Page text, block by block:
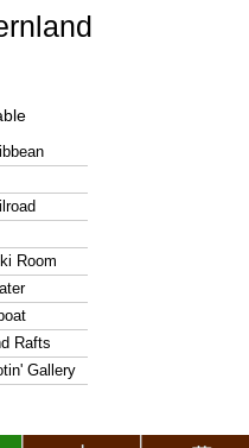
Room
Rafts
Gallery